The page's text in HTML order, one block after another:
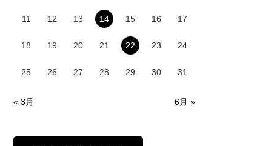
11 12 13 14 15 16 17
18 19 20 21 22 23 24
25 26 27 28 29 30 31
« 3月 6月 »